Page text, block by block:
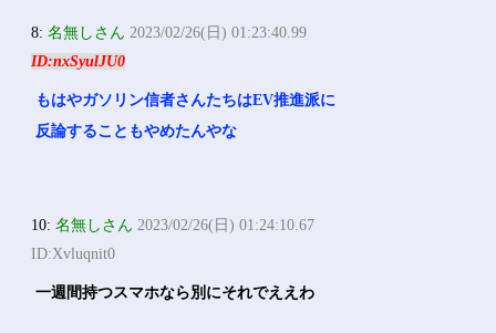
8:名無しさん 2023/02/26(日) 01:23:40.99
ID:nxSyulJU0
もはやガソリン信者さんたちはEV推進派に
反論することもやめたんやな
10:名無しさん 2023/02/26(日) 01:24:10.67
ID:Xvluqnit0
一週間持つスマホなら別にそれでええわ